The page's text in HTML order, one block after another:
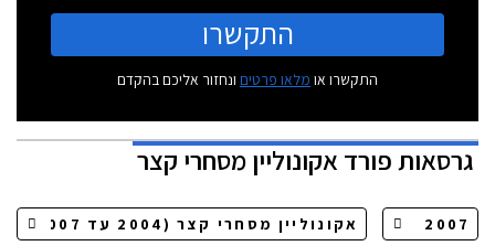
התקשרו
התקשרו או מלאו פרטים ונחזור אליכם בהקדם
גרסאותפורד אקונוליין מסחרי קצר